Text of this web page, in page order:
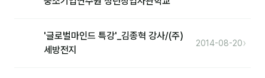
'글로벌마인드 특강'_김종혁 강사/(주)
세방전지
2014-08-20›